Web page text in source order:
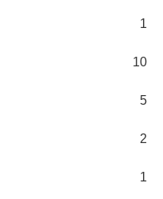
1
10
5
2
1